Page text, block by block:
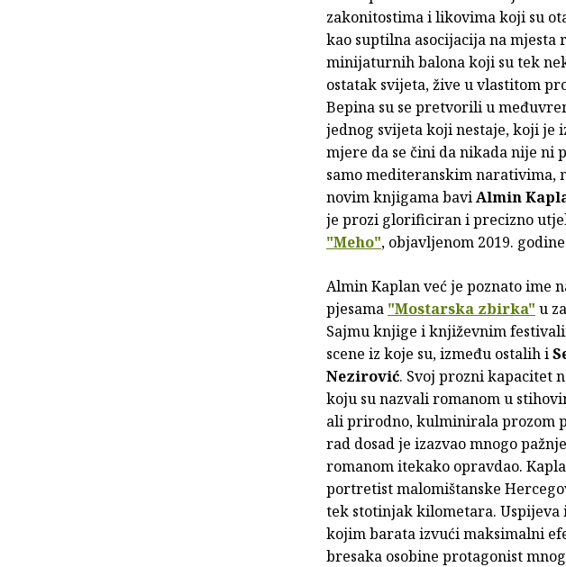
zakonitostima i likovima koji su
kao suptilna asocijacija na mjesta
minijaturnih balona koji su tek
ostatak svijeta, žive u vlastitom
Bepina su se pretvorili u
jednog svijeta koji nestaje, koji je
mjere da se čini da nikada nije ni
samo mediteranskim narativima,
novim knjigama baviAlmin
je prozi glorificiran i precizno
"Meho", objavljenom 2019.
Almin Kaplan već je poznato ime
pjesama "Mostarska zbirka" u
Sajmu knjige i književnim
scene iz koje su, između ostalih i
Nezirović. Svoj prozni kapacitet
koju su nazvali romanom u
ali prirodno, kulminirala prozom
rad dosad je izazvao mnogo
romanom itekako opravdao.
portretist malomištanske
tek stotinjak kilometara.
kojim barata izvući maksimalni
bresaka osobine protagonist